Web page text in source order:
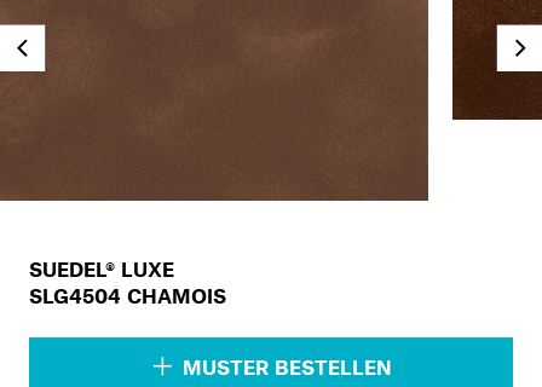
SUEDEL® LUXE
SLG4504 CHAMOIS
MUSTER BESTELLEN